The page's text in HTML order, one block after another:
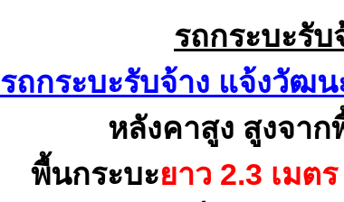
รถกระบะรับ
รถกระบะรับจ้าง แจ้งวัฒน
หลังคาสูง สูงจาก
พื้นกระบะยาว 2.3 เมตร